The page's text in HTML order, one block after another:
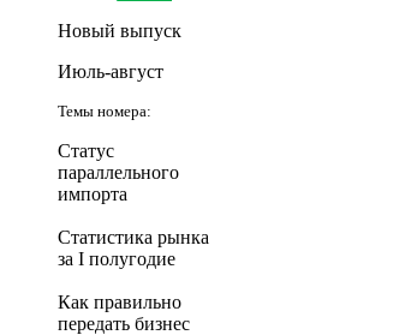
Новый выпуск
Июль-август
Темы номера:
Статус
параллельного
импорта
Статистика рынка
за I полугодие
Как правильно
передать бизнес